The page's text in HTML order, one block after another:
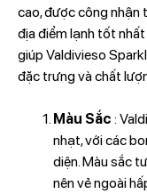
cao, được công nhận
địa điểm lạnh tốt
giúp Valdivieso
đặc trưng và chất
Màu Sắc :
nhạt, với các
diện. Màu sắc
nên vẻ ngoài